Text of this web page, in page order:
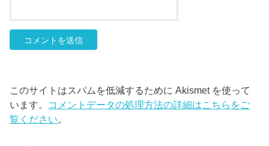
このサイトはスパムを低減するために Akismet を使って
います。 コメントデータの処理方法の詳細はこちらをご
覧ください。